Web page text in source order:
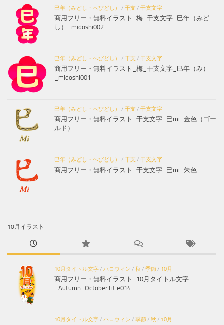
巳年（みどし・へびどし） / 干支 / 干支文字
商用フリー・無料イラスト_梅_干支文字_巳年（みど
し）_midoshi002
巳年（みどし・へびどし） / 干支 / 干支文字
商用フリー・無料イラスト_梅_干支文字_巳年（み）
_midoshi001
巳年（みどし・へびどし） / 干支 / 干支文字
商用フリー・無料イラスト_干支文字_巳mi_金色（ゴー
ルド）
巳年（みどし・へびどし） / 干支 / 干支文字
商用フリー・無料イラスト_干支文字_巳mi_朱色
10月イラスト
10月タイトル文字/ ハロウィン / 秋 / 季節/ 10月
商用フリー・無料イラスト_10月タイトル文字
_Autumn_OctoberTitle014
10月タイトル文字/ ハロウィン / 季節/ 秋 / 10月